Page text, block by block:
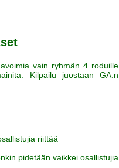
vain ryhmän 4 roduille
Kilpailu juostaan GA:n
riittää
pidetään vaikkei osallistujia